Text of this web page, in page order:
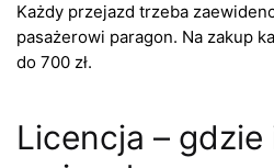
Każdy przejazd trzeba
pasażerowi paragon. Na zakup
do 700 zł.
Licencja – gdzie